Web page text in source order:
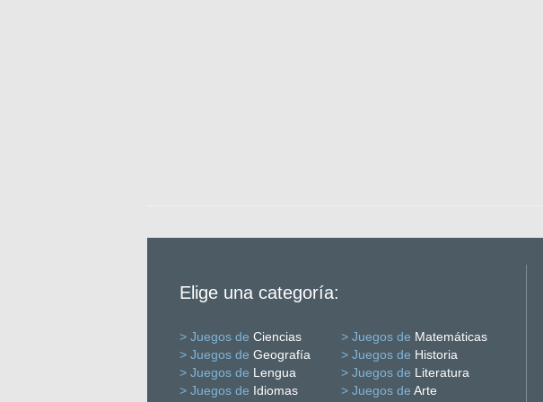
Elige una categoría:
> Juegos de Ciencias > Juegos de Matemáticas
> Juegos de Geografía > Juegos de Historia
> Juegos de Lengua > Juegos de Literatura
> Juegos de Idiomas > Juegos de Arte